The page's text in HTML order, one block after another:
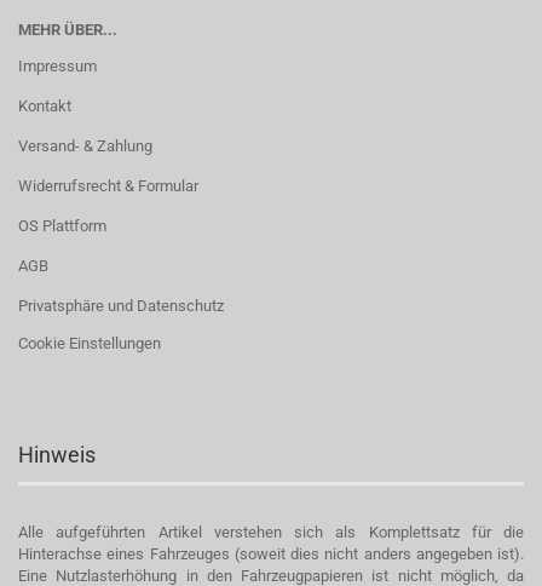
MEHR ÜBER...
Impressum
Kontakt
Versand- & Zahlung
Widerrufsrecht & Formular
OS Plattform
AGB
Privatsphäre und Datenschutz
Cookie Einstellungen
Hinweis
Alle aufgeführten Artikel verstehen sich als Komplettsatz für die
Hinterachse eines Fahrzeuges (soweit dies nicht anders angegeben ist).
Eine Nutzlasterhöhung in den Fahrzeugpapieren ist nicht möglich, da